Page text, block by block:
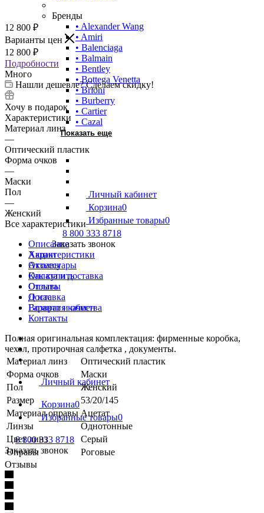
Бренды
• Alexander Wang
• Amiri
• Balenciaga
• Balmain
• Bentley
• Bottega Venetta
• Brioni
• Burberry
• Cartier
• Cazal
Показать еще
Личный кабинет
Корзина0
Избранные товары0
8 800 333 8718
Заказать звонок
Акции
Аксессуары
Оплата и доставка
Отзывы
О нас
Гарантия качества
Контакты
Личный кабинет
Корзина0
Избранные товары0
8 800 333 8718
Заказать звонок
12 800 ₽
Варианты цен
12 800 ₽
Подробности
Много
Нашли дешевле? Сделаем скидку!
Хочу в подарок
Характеристики
Материал линз
—
Оптический пластик
Форма очков
—
Маски
Пол
—
Женский
Все характеристики
Описание
Характеристики
Отзывы
Как купить
Оплата
Доставка
Возврат и обмен
Полная оригинальная комплектация: фирменные коробка,
чехол, протирочная салфетка , документы.
Материал линз
Оптический пластик
Форма очков
Маски
Пол
Женский
Размер
53/20/145
Материал оправы Ацетат
Линзы
Однотонные
Цвет линз
Серый
Оправы
Роговые
Отзывы